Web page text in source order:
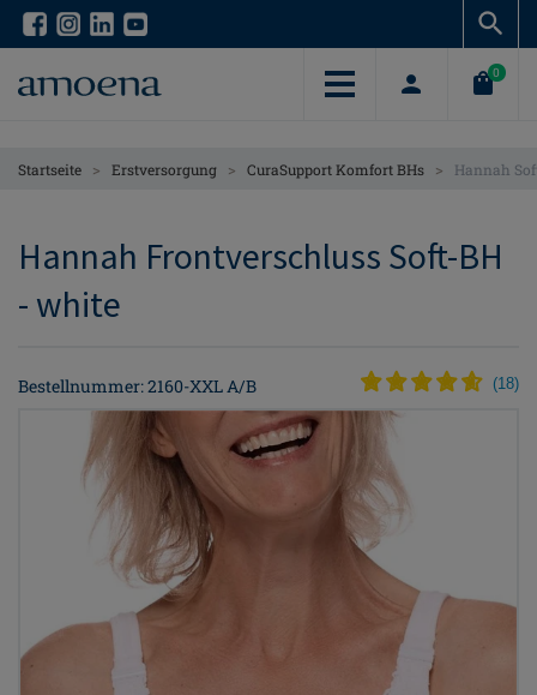
Skip
content
Skip
content
0
Startseite > Erstversorgung > CuraSupport Komfort BHs > Hannah
Hannah Frontverschluss Soft-BH
- white
Bestellnummer: 2160-XXL A/B (18)